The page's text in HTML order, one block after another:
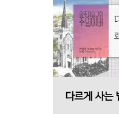
다르게 사는